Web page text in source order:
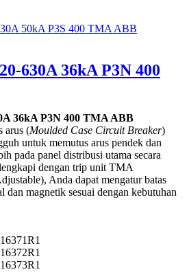
630A 36kA P3N 400
36kA P3N 400 TMA ABB
arus (Moulded Case Circuit Breaker)
untuk memutus arus pendek dan
pada panel distribusi utama secara
dengan trip unit TMA
Anda dapat mengatur batas
dan magnetik sesuai dengan kebutuhan